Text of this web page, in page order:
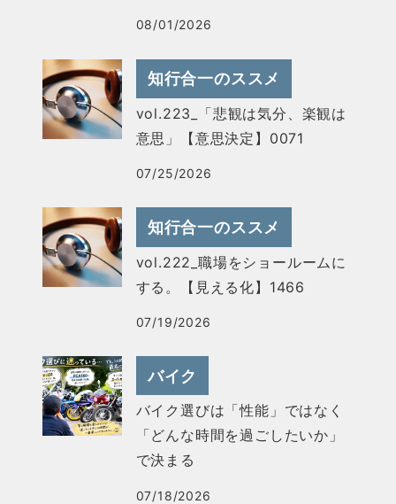
08/01/2026
知行合一のススメ
vol.223_「悲観は気分、楽観は
意思」【意思決定】0071
07/25/2026
知行合一のススメ
vol.222_職場をショールームに
する。【見える化】1466
07/19/2026
バイク
バイク選びは「性能」ではなく
「どんな時間を過ごしたいか」
で決まる
07/18/2026